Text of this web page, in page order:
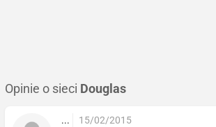
Opinie o sieci Douglas
... 15/02/2015